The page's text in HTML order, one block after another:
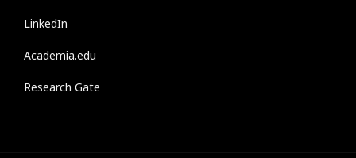
LinkedIn
Academia.edu
Research Gate